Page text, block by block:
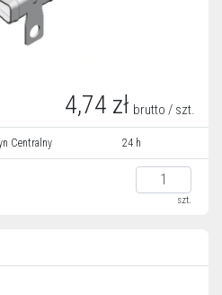
4,74 zł brutto / szt.
Centralny 24 h
szt.